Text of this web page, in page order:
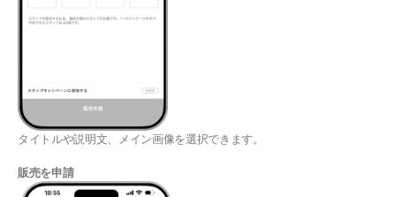
タイトルや説明文、メイン画像を選択できます。
販売を申請